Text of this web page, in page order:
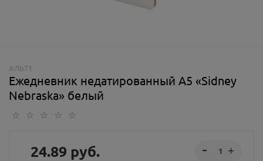
АЛЬТ1
Ежедневник недатированный А5 «Sidney
Nebraska» белый
24.89 руб.